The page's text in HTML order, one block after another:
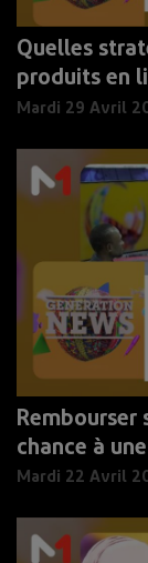
Quelles
produits en
Mardi 29 Avril
Rembourser
chance à
Mardi 22 Avril